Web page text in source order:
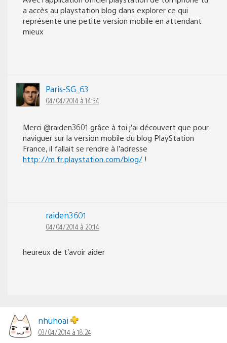
a accès au playstation blog dans explorer ce qui
représente une petite version mobile en attendant
mieux
Paris-SG_63
04/04/2014 à 14:34
Merci @raiden3601 grâce à toi j’ai découvert que pour
naviguer sur la version mobile du blog PlayStation
France, il fallait se rendre à l’adresse
http://m.fr.playstation.com/blog/ !
raiden3601
04/04/2014 à 20:14
heureux de t’avoir aider
nhuhoai
03/04/2014 à 18:24